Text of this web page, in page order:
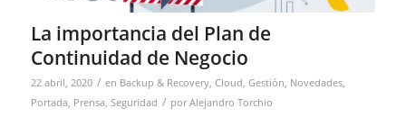
La importancia del Plan de
Continuidad de Negocio
22 abril, 2020 / en Backup & Recovery, Cloud, Gestión, Novedades,
Portada, Prensa, Seguridad / porAlejandro Torchio